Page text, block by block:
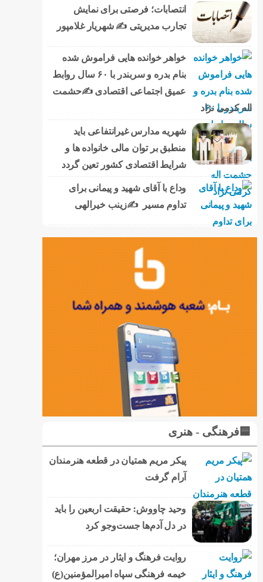
انتصابات؛ فرصتی برای نمایش
تجارب مدیریتی ✍ شهریار غلامپور
خواهر خوانده هایی فراموش شده
بنام بدره و سربندر با ۶۰ سال روابط
عمیق اجتماعی اقتصادی ✍حشمت
اله کرمی نژاد
شهریه مدارس غیرانتفاعی باید
منطبق بر توان مالی خانواده ها و
شرایط اقتصادی کشور تعین گردد
وداع با آقای شهید و پیمانی برای
تداوم مسیر ✍زینب خیرالهی
🟦فرهنگی - هنری
پیکر مریم همتیان در قطعه هنرمندان
آرام گرفت
وحید چاووش: حقیقت اربعین را باید
در دل آدم‌ها جست‌وجو کرد
روایت فرهنگ و ایثار در مرز مهران؛
خیمه فرهنگی سپاه امیرالمؤمنین(ع)